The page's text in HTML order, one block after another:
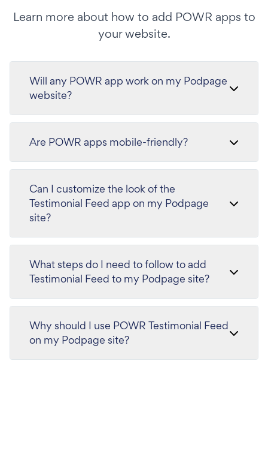
Learn more about how to add POWR apps to
your website.
Will any POWR app work on my Podpage
website?
Are POWR apps mobile-friendly?
Can I customize the look of the
Testimonial Feed app on my Podpage
site?
What steps do I need to follow to add
Testimonial Feed to my Podpage site?
Why should I use POWR Testimonial Feed
on my Podpage site?